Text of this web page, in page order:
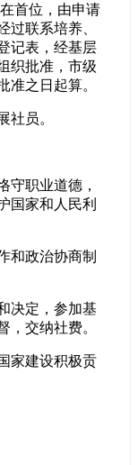
首位，由申请
过联系培养、
记表，经基层
织批准，市级
准之日起算。
社员。
守职业道德，
国家和人民利
和政治协商制
决定，参加基
，交纳社费。
家建设积极贡